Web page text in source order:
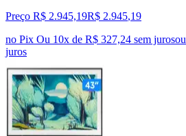
Preço R$ 2.945,19R$ 2.945,19
no Pix Ou 10x de R$ 327,24 sem jurosou
juros